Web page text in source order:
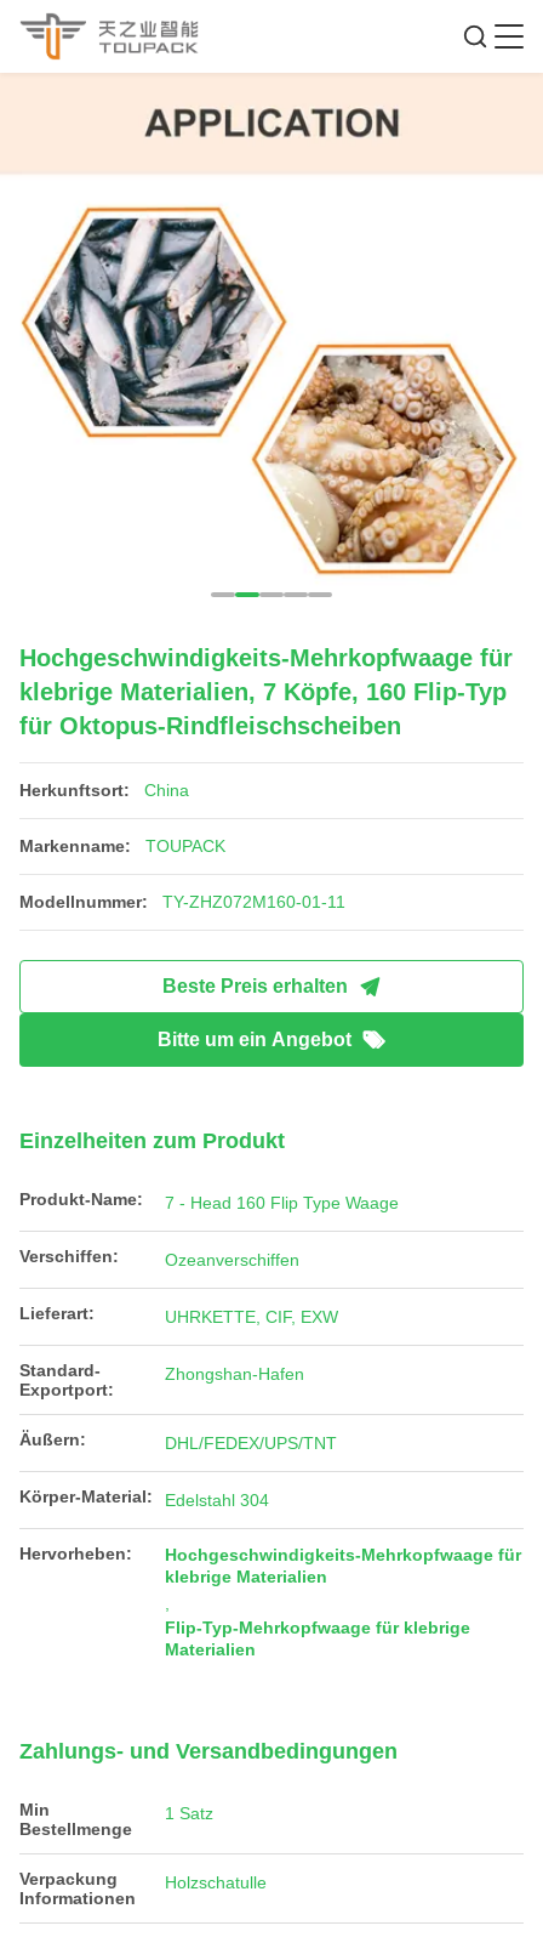
Hochgeschwindigkeits-Mehrkopfwaage für
klebrige Materialien, 7 Köpfe, 160 Flip-Typ
für Oktopus-Rindfleischscheiben
Herkunftsort: China
Markenname: TOUPACK
Modellnummer: TY-ZHZ072M160-01-11
Beste Preis erhalten
Bitte um ein Angebot
Einzelheiten zum Produkt
Produkt-Name: 7 - Head 160 Flip Type Waage
Verschiffen: Ozeanverschiffen
Lieferart: UHRKETTE, CIF, EXW
Standard-
Exportport:
Zhongshan-Hafen
Äußern: DHL/FEDEX/UPS/TNT
Körper-Material: Edelstahl 304
Hervorheben:
Hochgeschwindigkeits-Mehrkopfwaage für
klebrige Materialien
Flip-Typ-Mehrkopfwaage für klebrige
Materialien
Zahlungs- und Versandbedingungen
Min
Bestellmenge
1 Satz
Verpackung
Informationen
Holzschatulle